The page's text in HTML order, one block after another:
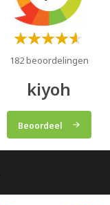
Waardering:
182 beoordelingen
kiyoh
Beoordeel